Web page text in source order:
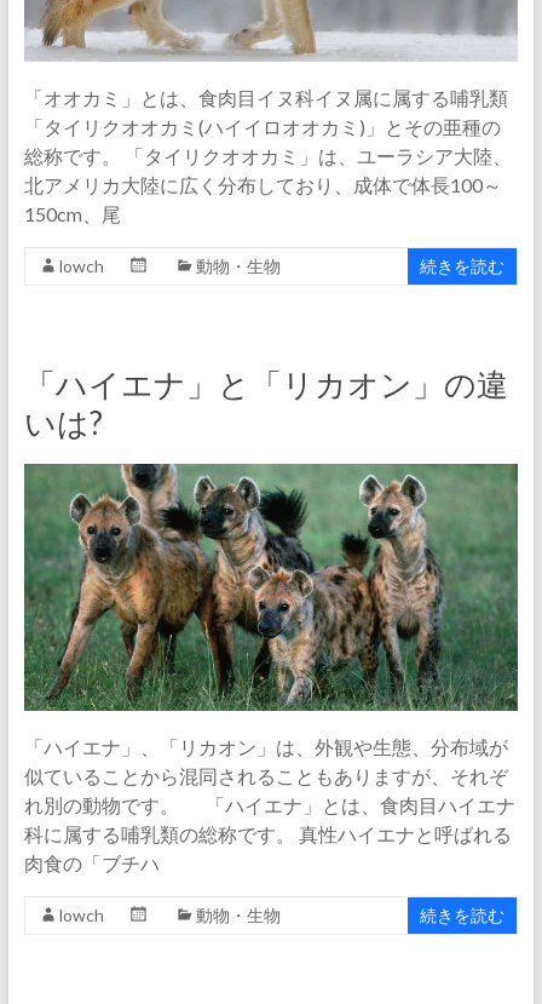
「オオカミ」とは、食肉目イヌ科イヌ属に属する哺乳類
「タイリクオオカミ(ハイイロオオカミ)」とその亜種の
総称です。 「タイリクオオカミ」は、ユーラシア大陸、
北アメリカ大陸に広く分布しており、成体で体長100～
150cm、尾
lowch 動物・生物 続きを読む
「ハイエナ」と「リカオン」の違
いは?
「ハイエナ」、「リカオン」は、外観や生態、分布域が
似ていることから混同されることもありますが、それぞ
れ別の動物です。 「ハイエナ」とは、食肉目ハイエナ
科に属する哺乳類の総称です。 真性ハイエナと呼ばれる
肉食の「ブチハ
lowch 動物・生物 続きを読む